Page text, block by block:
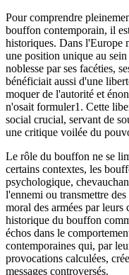
Pour comprendre
bouffon contemporain, il
historiques. Dans l'Europe
une position unique au
noblesse par ses facéties,
bénéficiait aussi d'une
moquer de l'autorité et
n'osait formuler1. Cette
social crucial, servant de
une critique voilée du
Le rôle du bouffon ne se
certains contextes, les
psychologique,
l'ennemi ou transmettre
moral des armées par
historique du bouffon
échos dans le
contemporaines qui, par
provocations calculées,
messages controversés.